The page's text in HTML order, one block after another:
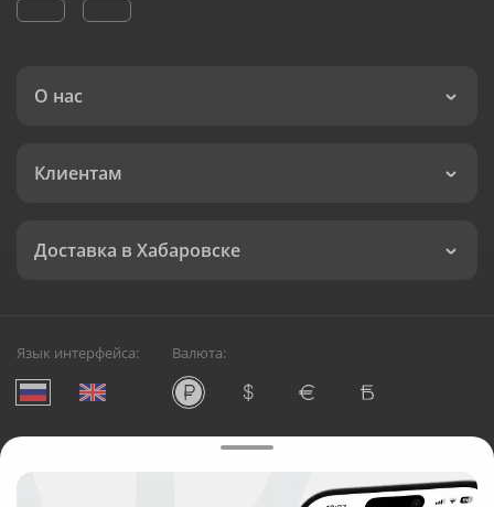
О нас
Клиентам
Доставка в Хабаровске
Язык интерфейса: Валюта:
Служба круглосуточной доставки цветов в Хабаровске
Русский Букет, 2026